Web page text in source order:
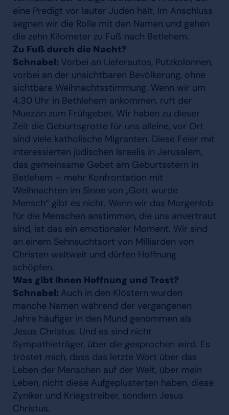
eine Predigt vor lauter Juden hält. Im Anschluss
segnen wir die Rolle mit den Namen und gehen
die zehn Kilometer zu Fuß nach Betlehem.
Zu Fuß durch die Nacht?
Schnabel: Vorbei an Lieferautos, Putzkolonnen,
vorbei an der unsichtbaren Bevölkerung, ohne
sichtbare Weihnachtsstimmung. Wenn wir um
4.30 Uhr in Bethlehem ankommen, ruft der
Muezzin zum Frühgebet. Wir haben zu dieser
Zeit die Geburtsgrotte für uns alleine, vor Ort
sind viele katholische Migranten. Diese Feier mit
interessierten jüdischen Israelis in Jerusalem,
das gemeinsame Gebet am Geburtsstern in
Betlehem – mehr Konfrontation mit
Weihnachten im Sinne von „Gott wurde
Mensch“ gibt es nicht. Wenn wir das Morgenlob
für die Menschen anstimmen, die uns anvertraut
sind, ist das ein emotionaler Moment. Wir sind
an einem Sehnsuchtsort von Milliarden von
Christen weltweit und dürfen Hoffnung
schöpfen.
Was gibt Ihnen Hoffnung und Trost?
Schnabel: Auch in den Klöstern wurden
manche Namen während der vergangenen
Jahre häufiger in den Mund genommen als
Jesus Christus. Und es sind nicht
Sympathieträger, über die gesprochen wird. Es
tröstet mich, dass das letzte Wort über das
Leben der Menschen auf der Welt, über mein
Leben, nicht diese Aufgeplusterten haben, diese
Zyniker und Kriegstreiber, sondern Jesus
Christus.